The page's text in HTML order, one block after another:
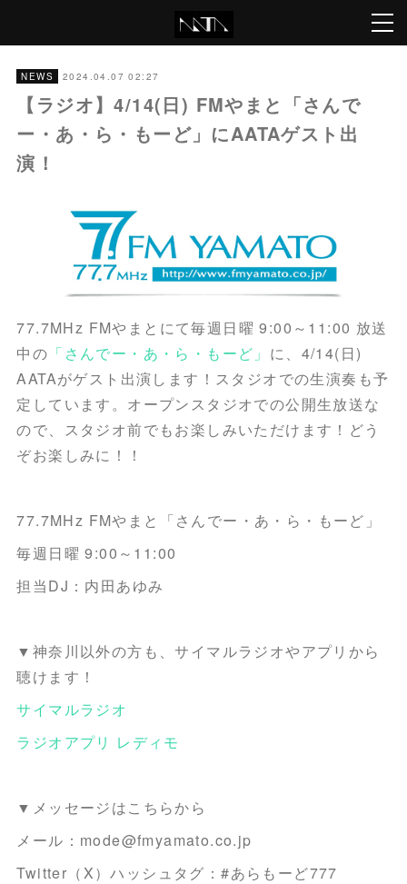
NEWS 2024.04.07 02:27
【ラジオ】4/14(日) FMやまと「さんで
ー・あ・ら・もーど」にAATAゲスト出
演！
77.7MHz FMやまとにて毎週日曜 9:00～11:00 放送
中の 「さんでー・あ・ら・もーど」 に、4/14(日)
AATAがゲスト出演します！スタジオでの生演奏も予
定しています。オープンスタジオでの公開生放送な
ので、スタジオ前でもお楽しみいただけます！どう
ぞお楽しみに！！
77.7MHz FMやまと「さんでー・あ・ら・もーど」
毎週日曜 9:00～11:00
担当DJ：内田あゆみ
▼神奈川以外の方も、サイマルラジオやアプリから
聴けます！
サイマルラジオ
ラジオアプリ レディモ
▼メッセージはこちらから
メール：mode@fmyamato.co.jp
Twitter（X）ハッシュタグ：#あらもーど777